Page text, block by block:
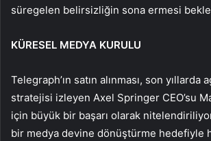
süregelen belirsizliğin sona ermesi
KÜRESEL MEDYA KURULU
Telegraph’ın satın alınması, son
stratejisi izleyen Axel Springer CEO’su
için büyük bir başarı olarak
bir medya devine dönüştürme hedefiyle